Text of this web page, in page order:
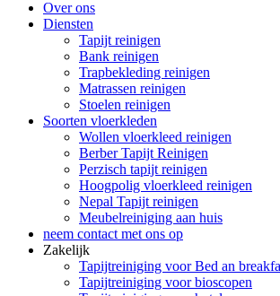
Over ons
Diensten
Tapijt reinigen
Bank reinigen
Trapbekleding reinigen
Matrassen reinigen
Stoelen reinigen
Soorten vloerkleden
Wollen vloerkleed reinigen
Berber Tapijt Reinigen
Perzisch tapijt reinigen
Hoogpolig vloerkleed reinigen
Nepal Tapijt reinigen
Meubelreiniging aan huis
neem contact met ons op
Zakelijk
Tapijtreiniging voor Bed an
Tapijtreiniging voor bioscopen